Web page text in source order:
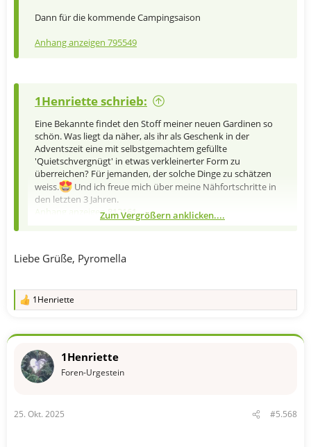
Dann für die kommende Campingsaison
Anhang anzeigen 795549
1Henriette schrieb:
Eine Bekannte findet den Stoff meiner neuen Gardinen so
schön. Was liegt da näher, als ihr als Geschenk in der
Adventszeit eine mit selbstgemachtem gefüllte
'Quietschvergnügt' in etwas verkleinerter Form zu
überreichen? Für jemanden, der solche Dinge zu schätzen
weiss.
Und ich freue mich über meine Nähfortschritte in
den letzten 3 Jahren.
Anhang anzeigen 812161
Anhang anzeigen 812162
Zum Vergrößern anklicken....
Liebe Grüße, Pyromella
R
k
o
:
1Henriette
1Henriette
Foren-Urgestein
25. Okt. 2025 #5.568